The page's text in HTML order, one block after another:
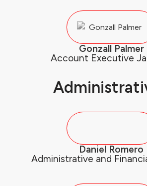
Gonzall Palmer
Account Executive
Daniel Romero
Administrative and